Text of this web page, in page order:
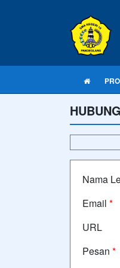
Nama
Email *
URL
Pesan *